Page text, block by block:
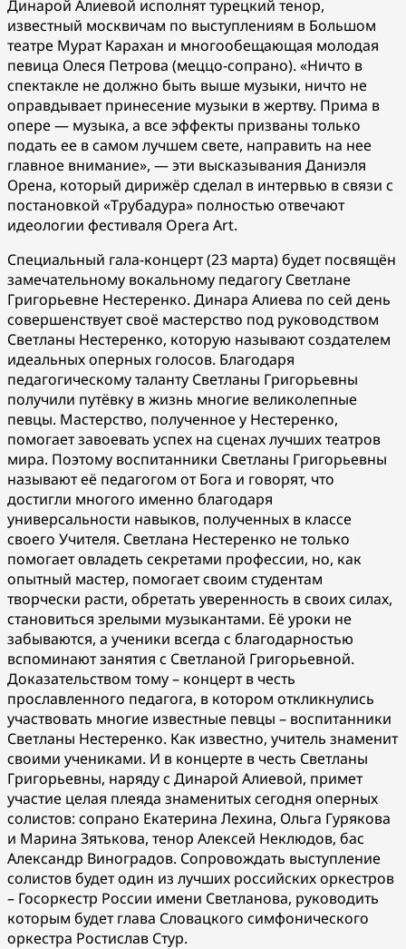
Динарой Алиевой исполнят турецкий тенор,
известный москвичам по выступлениям в Большом
театре Мурат Карахан и многообещающая молодая
певица Олеся Петрова (меццо-сопрано). «Ничто в
спектакле не должно быть выше музыки, ничто не
оправдывает принесение музыки в жертву. Прима в
опере — музыка, а все эффекты призваны только
подать ее в самом лучшем свете, направить на нее
главное внимание», — эти высказывания Даниэля
Орена, который дирижёр сделал в интервью в связи с
постановкой «Трубадура» полностью отвечают
идеологии фестиваля Opera Art.
Специальный гала-концерт (23 марта) будет посвящён
замечательному вокальному педагогу Светлане
Григорьевне Нестеренко. Динара Алиева по сей день
совершенствует своё мастерство под руководством
Светланы Нестеренко, которую называют создателем
идеальных оперных голосов. Благодаря
педагогическому таланту Светланы Григорьевны
получили путёвку в жизнь многие великолепные
певцы. Мастерство, полученное у Нестеренко,
помогает завоевать успех на сценах лучших театров
мира. Поэтому воспитанники Светланы Григорьевны
называют её педагогом от Бога и говорят, что
достигли многого именно благодаря
универсальности навыков, полученных в классе
своего Учителя. Светлана Нестеренко не только
помогает овладеть секретами профессии, но, как
опытный мастер, помогает своим студентам
творчески расти, обретать уверенность в своих силах,
становиться зрелыми музыкантами. Её уроки не
забываются, а ученики всегда с благодарностью
вспоминают занятия с Светланой Григорьевной.
Доказательством тому – концерт в честь
прославленного педагога, в котором откликнулись
участвовать многие известные певцы – воспитанники
Светланы Нестеренко. Как известно, учитель знаменит
своими учениками. И в концерте в честь Светланы
Григорьевны, наряду с Динарой Алиевой, примет
участие целая плеяда знаменитых сегодня оперных
солистов: сопрано Екатерина Лехина, Ольга Гурякова
и Марина Зятькова, тенор Алексей Неклюдов, бас
Александр Виноградов. Сопровождать выступление
солистов будет один из лучших российских оркестров
– Госоркестр России имени Светланова, руководить
которым будет глава Словацкого симфонического
оркестра Ростислав Стур.